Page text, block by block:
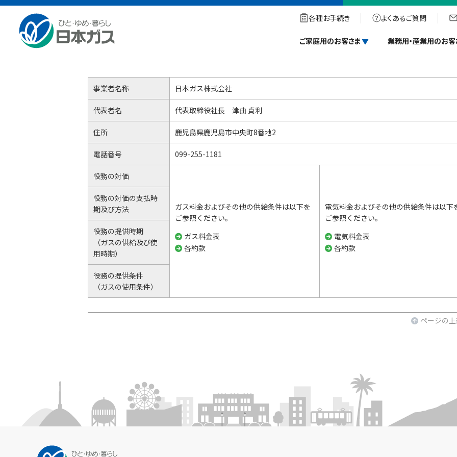
各種お手続き よくあるご質問
ご家庭用のお客さま 業務用・産業用のお客
特定商取引法に基づく表示
事業者名称 日本ガス株式会社
代表者名 代表取締役社長 津曲 貞利
住所 鹿児島県鹿児島市中央町8番地2
電話番号 099-255-1181
役務の対価
ガス料金およびその他の供給条件は以下を
ご参照ください。
ガス料金表
各約款
電気料金およびその他の供給条件は以下
ご参照ください。
電気料金表
各約款
役務の対価の支払時
期及び方法
役務の提供時期
（ガスの供給及び使
用時期）
役務の提供条件
（ガスの使用条件）
ページの